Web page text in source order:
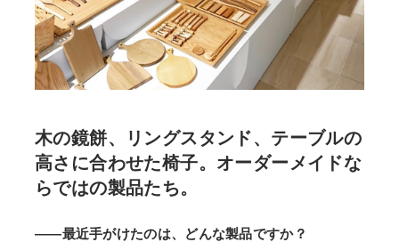
木の鏡餅、リングスタンド、テーブルの
高さに合わせた椅子。オーダーメイドな
らではの製品たち。
——最近手がけたのは、どんな製品ですか？